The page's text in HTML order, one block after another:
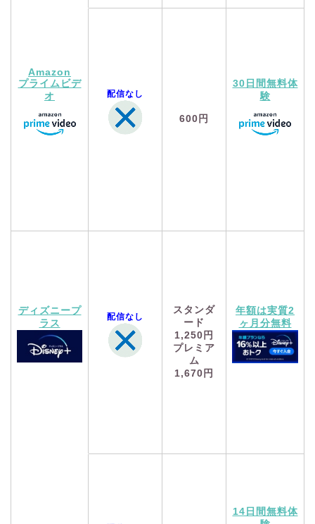
Amazon
プライムビデ
オ
配信なし
600円
30日間無料体
験
ディズニープ
ラス
配信なし
スタンダ
ード
1,250円
プレミア
ム
1,670円
年額は実質2
ヶ月分無料
14日間無料体